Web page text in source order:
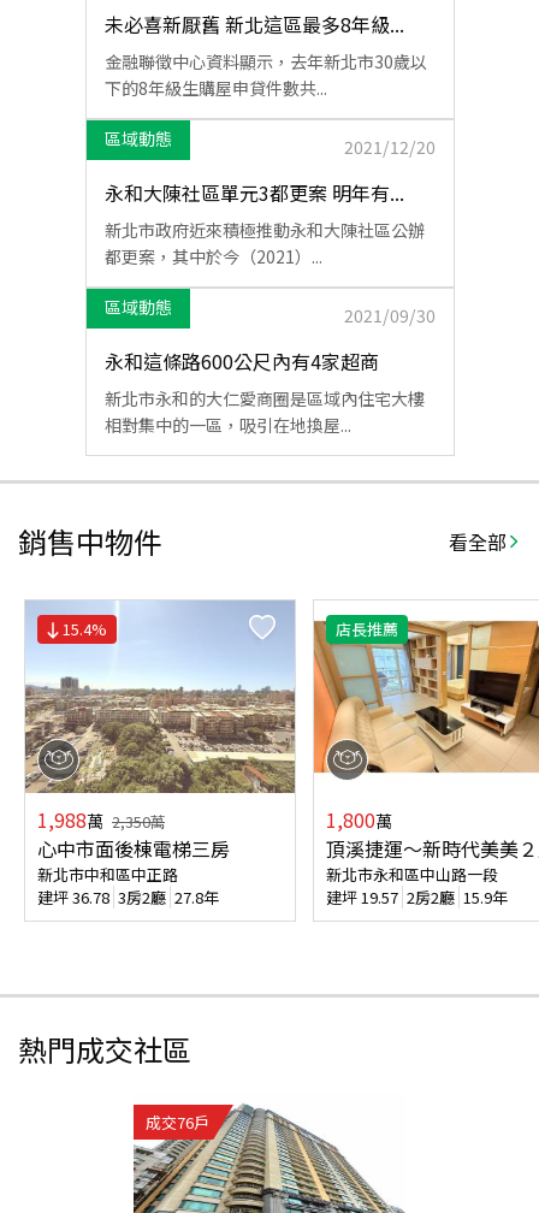
未必喜新厭舊 新北這區最多8年級...
金融聯徵中心資料顯示，去年新北市30歲以
下的8年級生購屋申貸件數共...
區域動態 2021/12/20
永和大陳社區單元3都更案 明年有...
新北市政府近來積極推動永和大陳社區公辦
都更案，其中於今（2021）...
區域動態 2021/09/30
永和這條路600公尺內有4家超商
新北市永和的大仁愛商圈是區域內住宅大樓
相對集中的一區，吸引在地換屋...
銷售中物件 看全部
15.4%
1,988萬 2,350萬
心中市面後棟電梯三房
新北市中和區中正路
建坪36.78 3房2廳 27.8年
店長推薦
1,800萬
頂溪捷運～新時代美美
新北市永和區中山路一段
建坪19.57 2房2廳 15.9年
熱門成交社區
成交76戶